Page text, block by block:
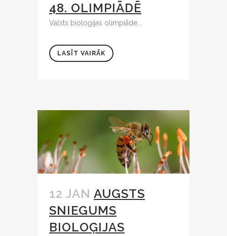
48. OLIMPIĀDĒ
Valsts bioloģijas olimpiāde...
LASĪT VAIRĀK
12 JAN AUGSTS
SNIEGUMS
BIOLOĢIJAS